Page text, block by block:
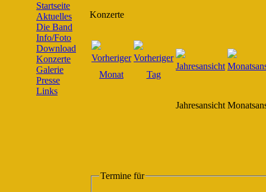
Startseite
Aktuelles
Die Band
Info/Foto
Download
Konzerte
Galerie
Presse
Links
Konzerte
Jahresansicht
Termine für